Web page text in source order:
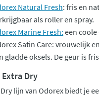
Natural Fresh: fris en
als roller en spray.
Marine Fresh:een
Satin Care: vrouwelijk
gladde oksels. De geur is
Dry
Dry lijn van Odorex biedt je